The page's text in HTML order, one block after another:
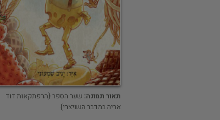
תאור תמונה: שער הספר {הרפתקאות דוד
אריה במדבר השויצרי}